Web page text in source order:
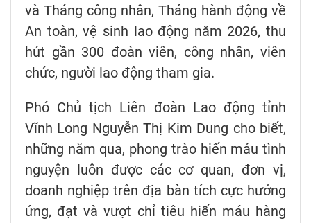
và Tháng công nhân, Tháng hành động về
An toàn, vệ sinh lao động năm 2026, thu
hút gần 300 đoàn viên, công nhân, viên
chức, người lao động tham gia.
Phó Chủ tịch Liên đoàn Lao động tỉnh
Vĩnh Long Nguyễn Thị Kim Dung cho biết,
những năm qua, phong trào hiến máu tình
nguyện luôn được các cơ quan, đơn vị,
doanh nghiệp trên địa bàn tích cực hưởng
ứng, đạt và vượt chỉ tiêu hiến máu hàng